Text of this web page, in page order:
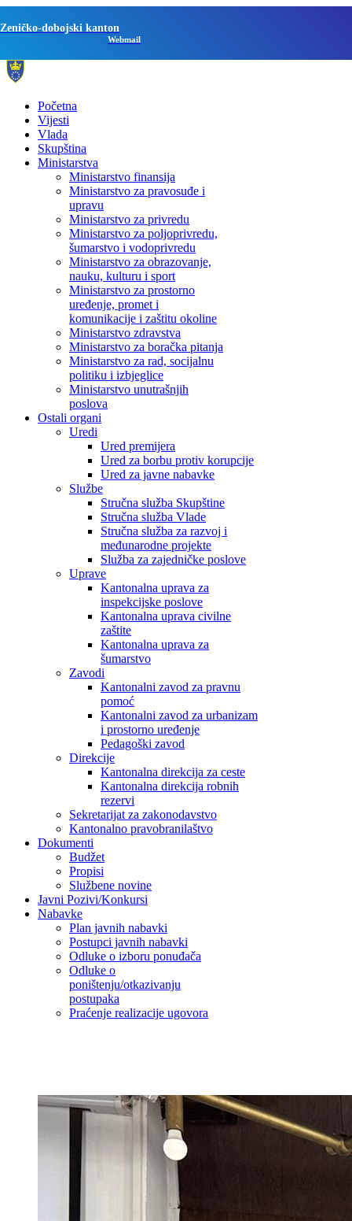
Zeničko-dobojski kanton
Webmail
Početna
Vijesti
Vlada
Skupština
Ministarstva
Ministarstvo finansija
Ministarstvo za pravosuđe i
upravu
Ministarstvo za privredu
Ministarstvo za poljoprivredu,
šumarstvo i vodoprivredu
Ministarstvo za obrazovanje,
nauku, kulturu i sport
Ministarstvo za prostorno
uređenje, promet i
komunikacije i zaštitu okoline
Ministarstvo zdravstva
Ministarstvo za boračka pitanja
Ministarstvo za rad, socijalnu
politiku i izbjeglice
Ministarstvo unutrašnjih
poslova
Ostali organi
Uredi
Ured premijera
Ured za borbu protiv korupcije
Ured za javne nabavke
Službe
Stručna služba Skupštine
Stručna služba Vlade
Stručna služba za razvoj i
međunarodne projekte
Služba za zajedničke poslove
Uprave
Kantonalna uprava za
inspekcijske poslove
Kantonalna uprava civilne
zaštite
Kantonalna uprava za
šumarstvo
Zavodi
Kantonalni zavod za pravnu
pomoć
Kantonalni zavod za urbanizam
i prostorno uređenje
Pedagoški zavod
Direkcije
Kantonalna direkcija za ceste
Kantonalna direkcija robnih
rezervi
Sekretarijat za zakonodavstvo
Kantonalno pravobranilaštvo
Dokumenti
Budžet
Propisi
Službene novine
Javni Pozivi/Konkursi
Nabavke
Plan javnih nabavki
Postupci javnih nabavki
Odluke o izboru ponuđača
Odluke o
poništenju/otkazivanju
postupaka
Praćenje realizacije ugovora